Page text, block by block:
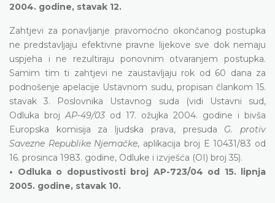
2004. godine, stavak 12.
Zahtjevi za ponavljanje pravomoćno okončanog postupka
ne predstavljaju efektivne pravne lijekove sve dok nemaju
uspjeha i ne rezultiraju ponovnim otvaranjem postupka.
Samim tim ti zahtjevi ne zaustavljaju rok od 60 dana za
podnošenje apelacije Ustavnom sudu, propisan člankom 15.
stavak 3. Poslovnika Ustavnog suda (vidi Ustavni sud,
Odluka brojAP-49/03 od 17. ožujka 2004. godine i bivša
Europska komisija za ljudska prava, presuda G. protiv
Savezne Republike Njemačke, aplikacija broj E 10431/83 od
16. prosinca 1983. godine, Odluke i izvješća (OI) broj 35).
• Odluka o dopustivosti broj AP-723/04 od 15. lipnja
2005. godine, stavak 10.